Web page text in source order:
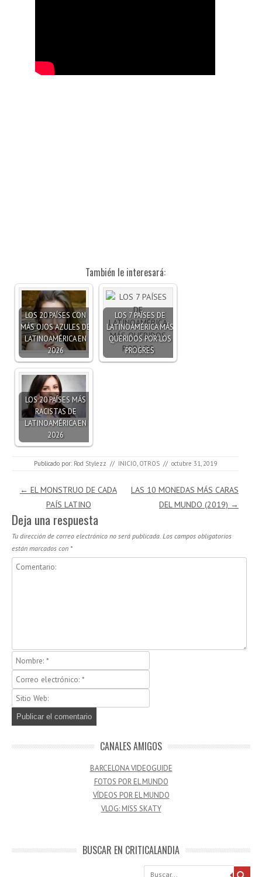
También le interesará:
LOS 20 PAÍSES CON
MÁS OJOS AZULES DE
LATINOAMÉRICA EN
2026
LOS 7 PAÍSES DE
LATINOAMÉRICA MÁS
QUERIDOS POR LOS
PROGRES
LOS 20 PAÍSES MÁS
RACISTAS DE
LATINOAMÉRICA EN
2026
Publicado por: Rod Stylezz // INICIO OTROS // octubre 31, 2019
Navegación de entradas
← EL MONSTRUO DE CADA
PAÍS LATINO
LAS 10 MONEDAS MÁS CARAS
DEL MUNDO (2019) →
Deja una respuesta
Tu dirección de correo electrónico no será publicada. Los campos obligatorios
están marcados con *
CANALES AMIGOS
BARCELONA VIDEOGUIDE
FOTOS POR EL MUNDO
VÍDEOS POR EL MUNDO
VLOG: MISS SKATY
BUSCAR EN CRITICALANDIA
Buscar